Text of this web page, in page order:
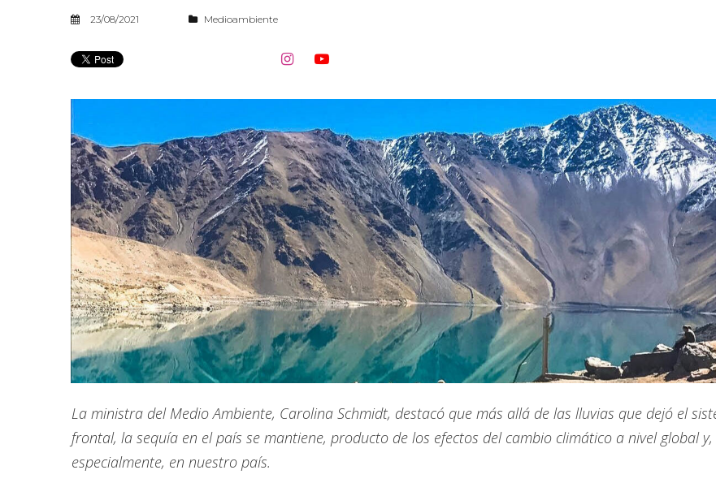
23/08/2021 Medioambiente
 
La ministra del Medio Ambiente, Carolina Schmidt, destacó que más allá de las lluvias que dejó el
frontal, la sequía en el país se mantiene, producto de los efectos del cambio climático a nivel global y,
especialmente, en nuestro país.